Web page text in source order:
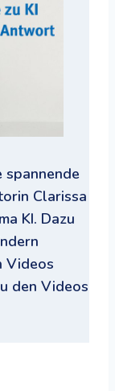
spannende
Clarissa
KI. Dazu
Videos
den Videos